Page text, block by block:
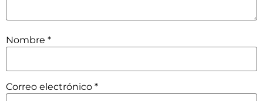
Nombre *
Correo electrónico *